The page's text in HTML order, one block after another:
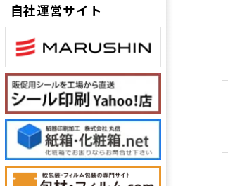
自社運営サイト